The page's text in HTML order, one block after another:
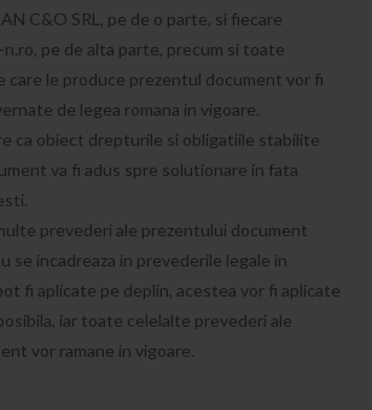
C&O SRL, pe de o parte, si fiecare
pe de alta parte, precum si toate
care le produce prezentul document vor fi
de legea romana in vigoare.
ca obiect drepturile si obligatiile stabilite
va fi adus spre solutionare in fata
prevederi ale prezentului document
se incadreaza in prevederile legale in
fi aplicate pe deplin, acestea vor fi aplicate
iar toate celelalte prevederi ale
vor ramane in vigoare.